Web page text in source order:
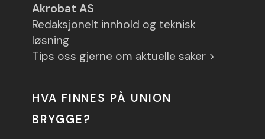
Akrobat AS
Redaksjonelt innhold og teknisk
løsning
Tips oss gjerne om aktuelle saker >
HVA FINNES PÅ UNION
BRYGGE?